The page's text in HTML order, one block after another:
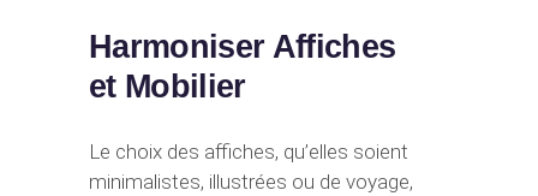
Harmoniser Affiches
et Mobilier
Le choix des affiches, qu’elles soient
minimalistes, illustrées ou de voyage,